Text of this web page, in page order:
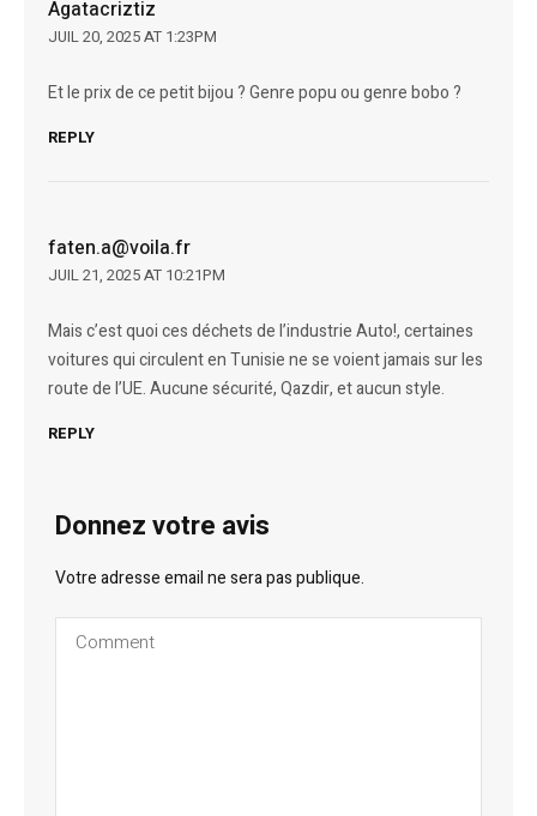
Agatacriztiz
JUIL 20, 2025 AT 1:23PM
Et le prix de ce petit bijou ? Genre popu ou genre bobo ?
REPLY
faten.a@voila.fr
JUIL 21, 2025 AT 10:21PM
Mais c’est quoi ces déchets de l’industrie Auto!, certaines
voitures qui circulent en Tunisie ne se voient jamais sur les
route de l’UE. Aucune sécurité, Qazdir, et aucun style.
REPLY
Donnez votre avis
Votre adresse email ne sera pas publique.